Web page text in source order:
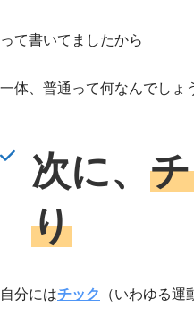
って書いてましたから
一体、普通って何なんでしょ
次に、
り
自分にはチック （いわゆる運